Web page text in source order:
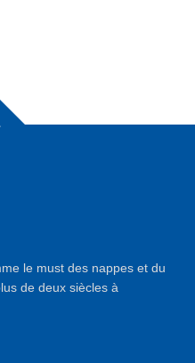
le must des nappes et du
de deux siècles à